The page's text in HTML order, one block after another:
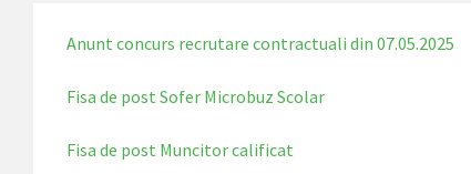
Anunt concurs recrutare contractuali din 07.05.2025
Fisa de post Sofer Microbuz Scolar
Fisa de post Muncitor calificat